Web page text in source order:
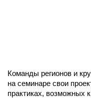
Команды регионов и
на семинаре свои
практиках, возможных